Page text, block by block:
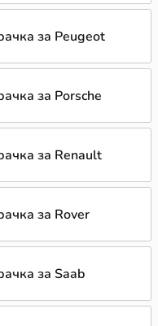
за Peugeot
за Porsche
за Renault
за Rover
за Saab